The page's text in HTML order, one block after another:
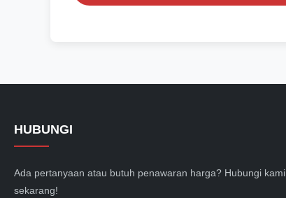
HUBUNGI
Ada pertanyaan atau butuh penawaran harga? Hubungi kami
sekarang!